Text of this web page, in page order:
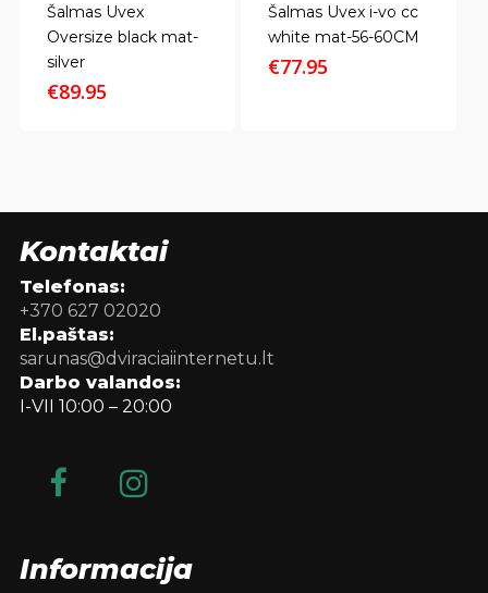
Šalmas Uvex
Oversize black mat-
silver
€89.95
Šalmas Uvex i-vo cc
white mat-56-60CM
€77.95
Kontaktai
Telefonas:
+370 627 02020
El.paštas:
sarunas@dviraciaiinternetu.lt
Darbo valandos:
I-VII 10:00 – 20:00
Informacija